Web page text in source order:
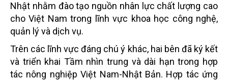
Nhật nhằm đào tạo nguồn nhân lực chất lượng cao
cho Việt Nam trong lĩnh vực khoa học công nghệ,
quản lý và dịch vụ.
Trên các lĩnh vực đáng chú ý khác, hai bên đã ký kết
và triển khai Tầm nhìn trung và dài hạn trong hợp
tác nông nghiệp Việt Nam-Nhật Bản. Hợp tác ứng